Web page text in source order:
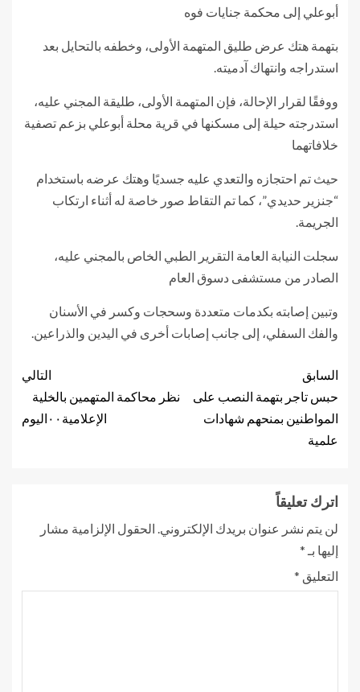
أبوعلي إلى محكمة جنايات فوه
بتهمة هتك عرض طليق المتهمة الأولى، وخطفه بالتحايل بعد
استدراجه وانتهاك آدميته.
ووفقًا لقرار الإحالة، فإن المتهمة الأولى، طليقة المجني عليه،
استدرجته حيلة إلى مسكنها في قرية محلة أبوعلي بزعم تصفية
خلافاتهما
حيث تم احتجازه والتعدي عليه جسديًا وهتك عرضه باستخدام
“جنزير حديدي”، كما تم التقاط صور خاصة له أثناء ارتكاب
الجريمة.
سجلت النيابة العامة التقرير الطبي الخاص بالمجني عليه،
الصادر من مستشفى دسوق العام
وتبين إصابته بكدمات متعددة وسحجات وكسر في الأسنان
والفك السفلي، إلى جانب إصابات أخرى في اليدين والذراعين.
السابق
حبس تاجر بتهمة النصب على
المواطنين بمنحهم شهادات
علمية
التالي
نظر محاكمة المتهمين بالخلية
الإعلامية٠٠اليوم
اترك تعليقاً
لن يتم نشر عنوان بريدك الإلكتروني. الحقول الإلزامية مشار
إليها بـ *
التعليق *